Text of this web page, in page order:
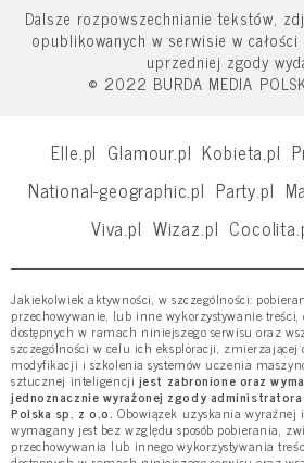
Dalsze rozpowszechnianie tekstów,
opublikowanych w serwisie w
uprzedniej zgody
© 2022 BURDA MEDIA
Elle.pl Glamour.pl Kobieta.pl
National-geographic.pl Party.pl
Viva.pl Wizaz.pl
Jakiekolwiek aktywności, w szczególności:
przechowywanie, lub inne wykorzystywanie
dostępnych w ramach niniejszego serwisu oraz
szczególności w celu ich eksploracji, zmierzającej
modyfikacji i szkolenia systemów uczenia
sztucznej inteligencji jest zabronione oraz
jednoznacznie wyrażonej zgody
Polska sp. z o.o. Obowiązek uzyskania
wymagany jest bez względu sposób pobierania,
przechowywania lub innego wykorzystywania